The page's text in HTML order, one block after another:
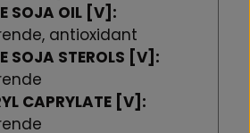
SOJA OIL [V]:
antioxidant
SOJA STEROLS [V]:
CAPRYLATE [V]: